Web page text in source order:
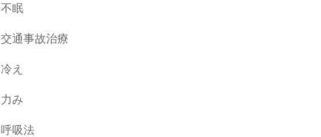
不眠
交通事故治療
冷え
力み
呼吸法